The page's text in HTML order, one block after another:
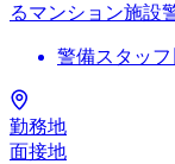
るマンション施設
警備スタッフ
勤務地
面接地